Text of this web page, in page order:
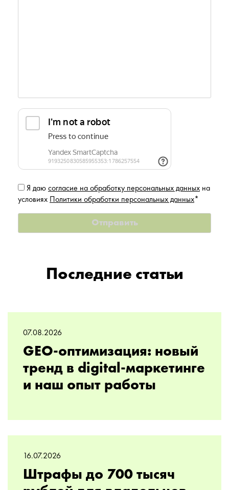
Я даю согласие на обработку персональных данных на
условиях Политики обработки персональных данных*
Последние статьи
07.08.2026
GEO-оптимизация: новый
тренд в digital-маркетинге
и наш опыт работы
16.07.2026
Штрафы до 700 тысяч